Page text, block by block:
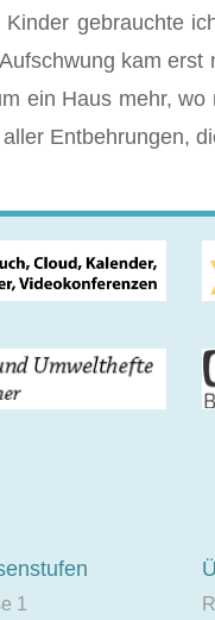
gebrauchte
kam
ein Haus mehr,
Entbehrungen,
1